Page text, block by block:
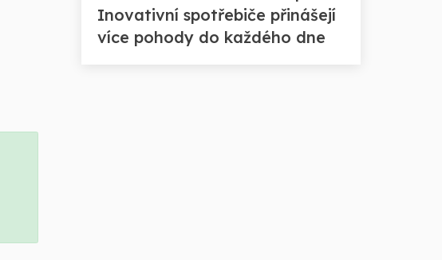
Inovativní spotřebiče přinášejí
více pohody do každého dne